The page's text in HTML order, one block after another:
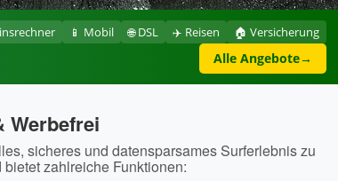
📱 Mobil 🌐 DSL ✈️ Reisen 🏠 Versicherung
Alle Angebote→
Werbefrei
sicheres und datensparsames Surferlebnis zu
zahlreiche Funktionen: